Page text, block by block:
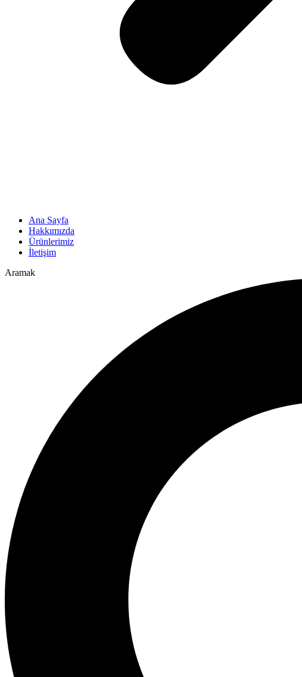
Ana Sayfa
Hakkımızda
Ürünlerimiz
İletişim
Aramak